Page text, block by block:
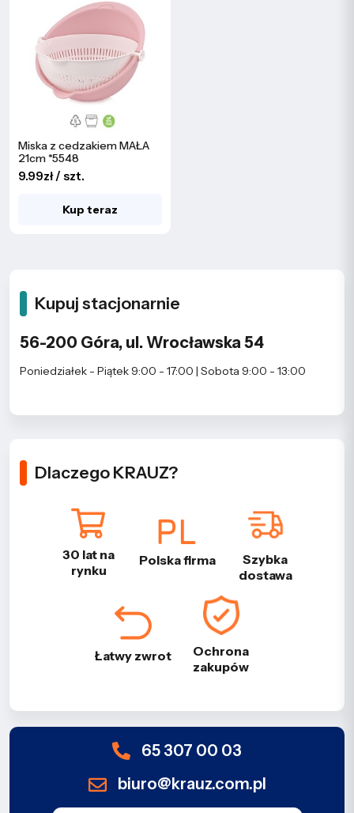
Miska z cedzakiem MAŁA
21cm *5548
9.99zł / szt.
Kup teraz
Kupuj stacjonarnie
56-200 Góra, ul. Wrocławska 54
Poniedziałek - Piątek 9:00 - 17:00 | Sobota 9:00 - 13:00
Dlaczego KRAUZ?
30 lat na
rynku
Polska firma
Szybka
dostawa
Łatwy zwrot
Ochrona
zakupów
65 307 00 03
biuro@krauz.com.pl